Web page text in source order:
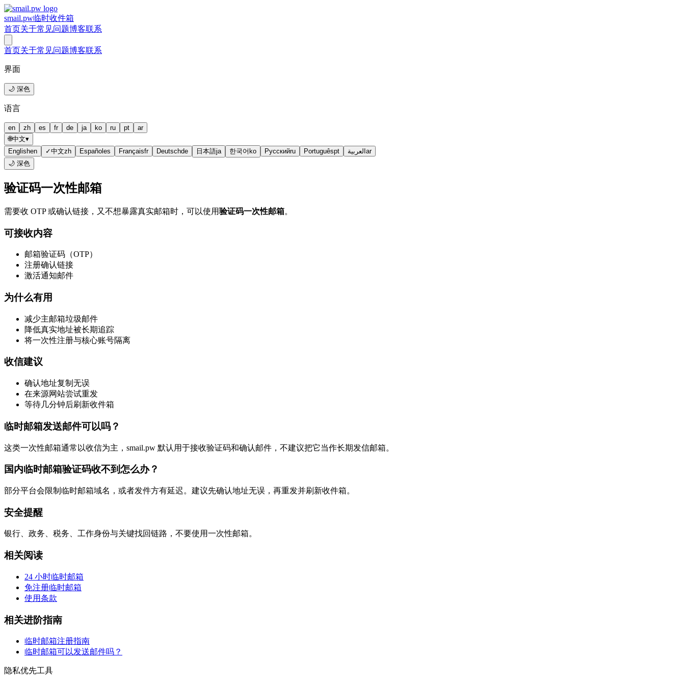
smail.pw临时收件箱
首页关于常见问题博客联系
首页关于常见问题博客联系
界面
🌙 深色
语言
en zh es fr de ja ko ru pt
ar
🌐中文▾
Englishen ✓中文zh Español es Françaisfr Deutschde 日本語ja 한국어 ko Русскийru Portuguêspt العربية ar
🌙 深色
验证码一次性邮箱
需要收 OTP 或确认链接，又不想暴露真实邮箱时，可以使用验证码一次性邮箱。
可接收内容
邮箱验证码（OTP）
注册确认链接
激活通知邮件
为什么有用
减少主邮箱垃圾邮件
降低真实地址被长期追踪
将一次性注册与核心账号隔离
收信建议
确认地址复制无误
在来源网站尝试重发
等待几分钟后刷新收件箱
临时邮箱发送邮件可以吗？
这类一次性邮箱通常以收信为主，smail.pw 默认用于接收验证码和确认邮件，不建议把它当作长期发信邮箱。
国内临时邮箱验证码收不到怎么办？
部分平台会限制临时邮箱域名，或者发件方有延迟。建议先确认地址无误，再重发并刷新收件箱。
安全提醒
银行、政务、税务、工作身份与关键找回链路，不要使用一次性邮箱。
相关阅读
24 小时临时邮箱
免注册临时邮箱
使用条款
相关进阶指南
临时邮箱注册指南
临时邮箱可以发送邮件吗？
隐私优先工具